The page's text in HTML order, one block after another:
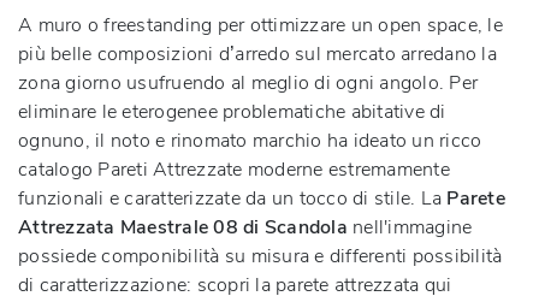
A muro o freestanding per ottimizzare un open space, le
più belle composizioni d’arredo sul mercato arredano la
zona giorno usufruendo al meglio di ogni angolo. Per
eliminare le eterogenee problematiche abitative di
ognuno, il noto e rinomato marchio ha ideato un ricco
catalogo Pareti Attrezzate moderne estremamente
funzionali e caratterizzate da un tocco di stile. La Parete
Attrezzata Maestrale 08 di Scandola nell'immagine
possiede componibilità su misura e differenti possibilità
di caratterizzazione: scopri la parete attrezzata qui